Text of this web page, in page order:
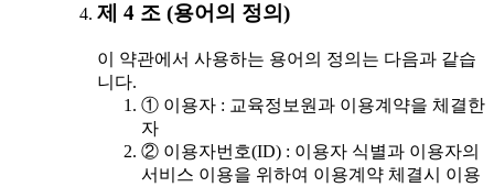
제 4 조 (용어의 정의)
이 약관에서 사용하는 용어의 정의는 다음과 같습
니다.
① 이용자 : 교육정보원과 이용계약을 체결한
자
② 이용자번호(ID) : 이용자 식별과 이용자의
서비스 이용을 위하여 이용계약 체결시 이용